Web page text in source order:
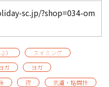
sc.jp/?shop=034-om
）
スイミング
ガ
ヨガ
夜
武道・格闘技